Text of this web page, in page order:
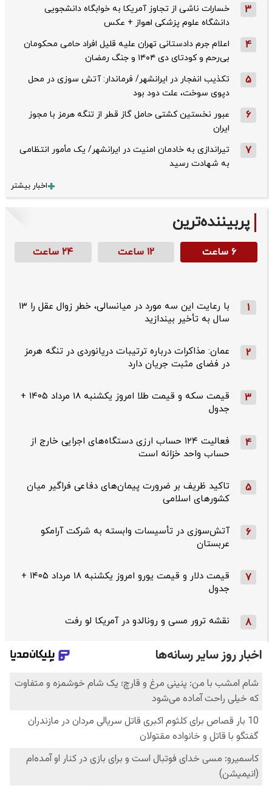
3
خسارات ناشی از تجاوز آمریکا به خوابگاه دانشجویی
دانشگاه علوم پزشکی اهواز + عکس
4
اعلام جرم دادستانی تهران علیه قلیل افراد حامی محکومان
بی‌رحم و کودتای دی‌ ۱۴۰۴ و جنگ رمضان
5
تکذیب ‌انفجار در ایرانشهر/ فرماندار: آتش سوزی در محل
دپوی سوخت، علت دود بود
6
عبور نخستین کشتی حامل گاز قطر از تنگه هرمز با مجوز
ایران
7
تیراندازی به خادمان امنیت در ایرانشهر/ یک مأمور انتظامی
به شهادت رسید
اخبار بیشتر
پربیننده‌ترین
۶ ساعت ۱۲ ساعت ۲۴ ساعت
1
با رعایت این سه مورد در میانسالی، خطر زوال عقل را ۱۳
سال به تأخیر بیندازید
2
عمان: مذاکرات درباره ترتیبات دریانوردی در تنگه هرمز
در فضای مثبت جریان دارد
3
قیمت سکه و قیمت طلا امروز یکشنبه ۱۸ مرداد ۱۴۰۵ +
جدول
4
فعالیت ۱۲۴ حساب ارزی دستگاه‌های اجرایی خارج از
حساب واحد خزانه است
5
تاکید ظریف بر ضرورت پیمان‌های دفاعی فراگیر میان
کشورهای اسلامی
6
آتش‌سوزی در تأسیسات وابسته به شرکت آرامکو
عربستان
7
قیمت دلار و قیمت یورو امروز یکشنبه ۱۸ مرداد ۱۴۰۵ +
جدول
8 نقشه ترور مسی و رونالدو در آمریکا لو رفت